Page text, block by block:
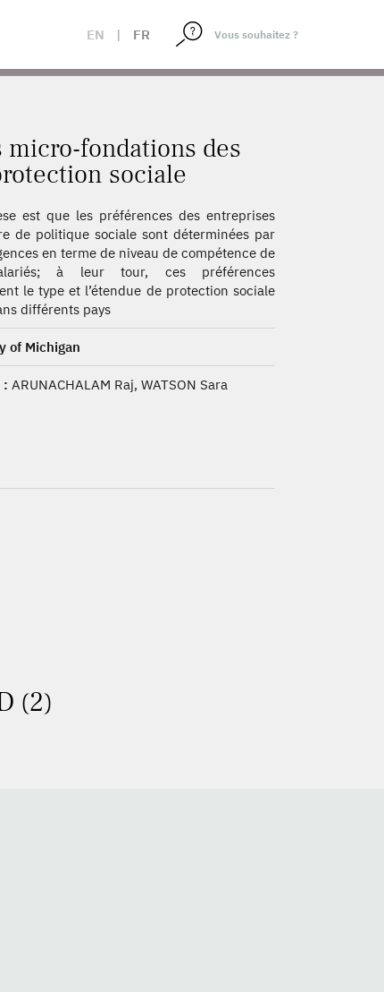
EN | FR
À LA PROTECTION SOCIALE
micro-fondations des
sociale
est que les préférences des entreprises
de politique sociale sont déterminées par
en terme de niveau de compétence de
à leur tour, ces préférences
le type et l’étendue de protection sociale
différents pays
of Michigan
: ARUNACHALAM Raj, WATSON Sara
(2)